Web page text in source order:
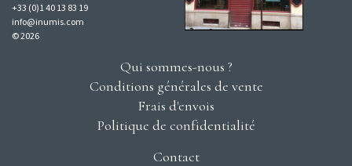
+33 (0)1 40 13 83 19
info@inumis.com
© 2026
Qui sommes-nous ?
Conditions générales de vente
Frais d'envois
Politique de confidentialité
Contact